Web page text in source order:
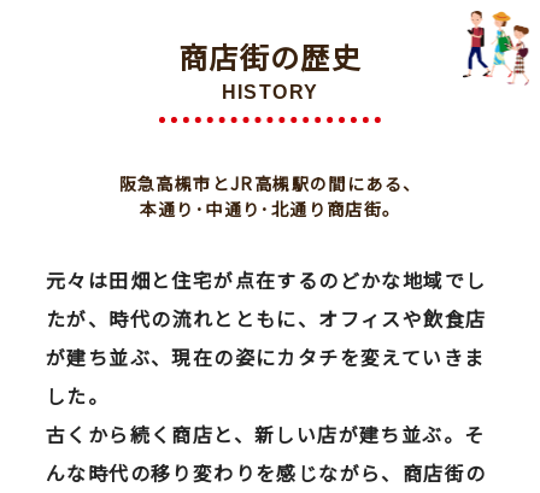
商店街の歴史
HISTORY
阪急高槻市とJR高槻駅の間にある、
本通り･中通り･北通り商店街。
元々は田畑と住宅が点在するのどかな地域でし
たが、時代の流れとともに、オフィスや飲食店
が建ち並ぶ、現在の姿にカタチを変えていきま
した。
古くから続く商店と、新しい店が建ち並ぶ。そ
んな時代の移り変わりを感じながら、商店街の